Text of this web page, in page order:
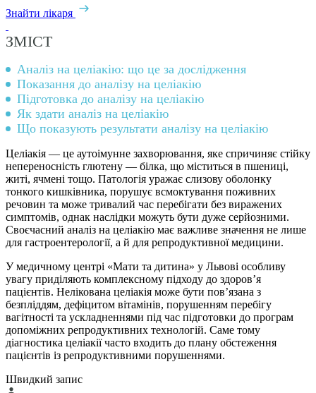
Знайти лікаря
ЗМІСТ
Аналіз на целіакію: що це за дослідження
Показання до аналізу на целіакію
Підготовка до аналізу на целіакію
Як здати аналіз на целіакію
Що показують результати аналізу на целіакію
Целіакія — це аутоімунне захворювання, яке спричиняє стійку
непереносність глютену — білка, що міститься в пшениці,
житі, ячмені тощо. Патологія уражає слизову оболонку
тонкого кишківника, порушує всмоктування поживних
речовин та може тривалий час перебігати без виражених
симптомів, однак наслідки можуть бути дуже серйозними.
Своєчасний аналіз на целіакію має важливе значення не лише
для гастроентерології, а й для репродуктивної медицини.
У медичному центрі «Мати та дитина» у Львові особливу
увагу приділяють комплексному підходу до здоров’я
пацієнтів. Нелікована целіакія може бути пов’язана з
безпліддям, дефіцитом вітамінів, порушенням перебігу
вагітності та ускладненнями під час підготовки до програм
допоміжних репродуктивних технологій. Саме тому
діагностика целіакії часто входить до плану обстеження
пацієнтів із репродуктивними порушеннями.
Швидкий запис